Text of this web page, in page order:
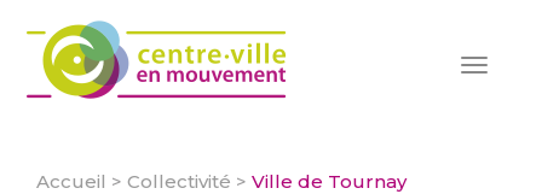
Toggle
Accueil > Collectivité > Ville de Tournay